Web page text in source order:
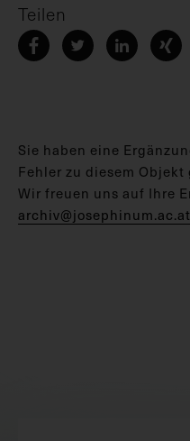
Teilen
Sie haben eine
Fehler zu diesem Objekt
Wir freuen uns auf Ihre
archiv@josephinum.ac.at